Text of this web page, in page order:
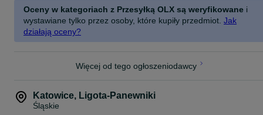
Oceny w kategoriach z Przesyłką OLX są weryfikowane i
wystawiane tylko przez osoby, które kupiły przedmiot. Jak
działają oceny?
Więcej od tego ogłoszeniodawcy
Katowice, Ligota-Panewniki
Śląskie